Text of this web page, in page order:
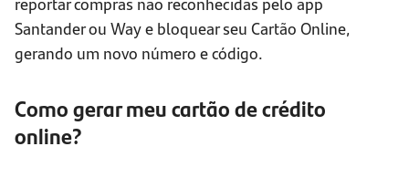
Santander ou Way e bloquear seu Cartão Online,
gerando um novo número e código.
Como gerar meu cartão de crédito
online?